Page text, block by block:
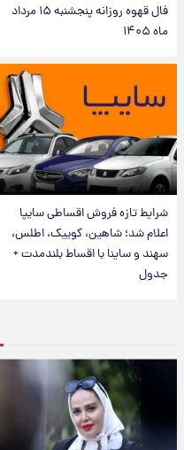
فال قهوه روزانه پنجشنبه ۱۵ مرداد
ماه ۱۴۰۵
شرایط تازه فروش اقساطی سایپا
اعلام شد؛ شاهین، کوییک، اطلس،
سهند و ساینا با اقساط بلندمدت +
جدول